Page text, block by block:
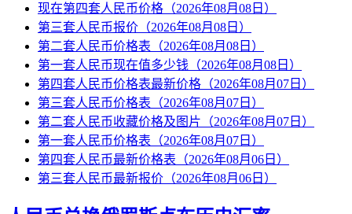
现在第四套人民币价格（2026年08月08日）
第三套人民币报价（2026年08月08日）
第二套人民币价格表（2026年08月08日）
第一套人民币现在值多少钱（2026年08月08日）
第四套人民币价格表最新价格（2026年08月07日）
第三套人民币价格表（2026年08月07日）
第二套人民币收藏价格及图片（2026年08月07日）
第一套人民币价格表（2026年08月07日）
第四套人民币最新价格表（2026年08月06日）
第三套人民币最新报价（2026年08月06日）